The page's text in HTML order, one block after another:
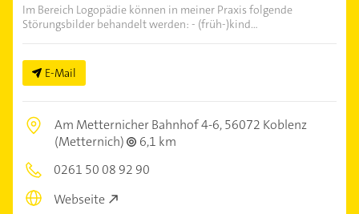
Im Bereich Logopädie können in meiner Praxis folgende
Störungsbilder behandelt werden: - (früh-)kind...
E-Mail
Am Metternicher Bahnhof 4-6,56072 Koblenz
(Metternich)
6,1 km
0261 50 08 92 90
Webseite